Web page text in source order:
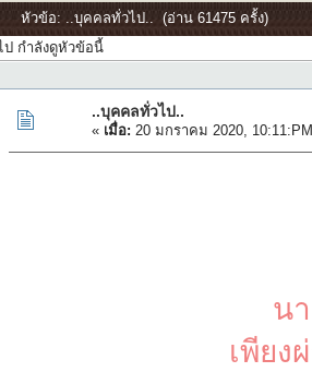
หัวข้อ: ..บุคคลทั่วไป.. (อ่าน 61475 ครั้ง)
กำลังดูหัวข้อนี้
..บุคคลทั่วไป..
« เมื่อ: 20 มกราคม 2020,
น
เพียง